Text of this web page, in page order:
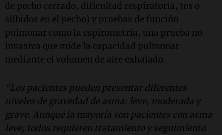
de pecho cerrado, dificultad respiratoria, tos o
silbidos en el pecho) y pruebas de función
pulmonar como la espirometría, una prueba no
invasiva que mide la capacidad pulmonar
mediante el volumen de aire exhalado.
"Los pacientes pueden presentar diferentes
niveles de gravedad de asma: leve, moderada y
grave. Aunque la mayoría son pacientes con asma
leve, todos requieren tratamiento y seguimiento